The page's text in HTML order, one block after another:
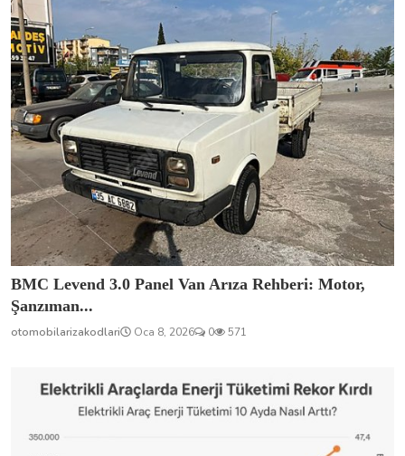
BMC Levend 3.0 Panel Van Arıza Rehberi: Motor,
Şanzıman...
otomobilarizakodlari Oca 8, 2026 0 571